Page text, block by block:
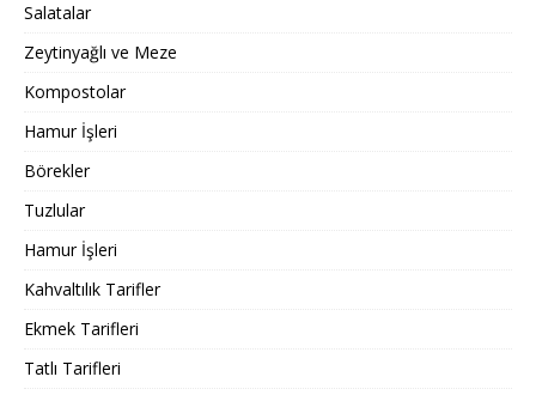
Salatalar
Zeytinyağlı ve Meze
Kompostolar
Hamur İşleri
Börekler
Tuzlular
Hamur İşleri
Kahvaltılık Tarifler
Ekmek Tarifleri
Tatlı Tarifleri